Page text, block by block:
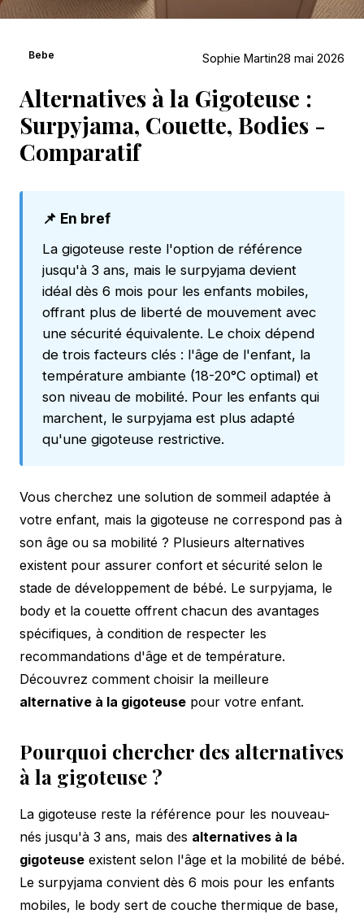
Bebe Sophie Martin28 mai 2026
Alternatives à la Gigoteuse :
Surpyjama, Couette, Bodies -
Comparatif
📌 En bref
La gigoteuse reste l'option de référence
jusqu'à 3 ans, mais le surpyjama devient
idéal dès 6 mois pour les enfants mobiles,
offrant plus de liberté de mouvement avec
une sécurité équivalente. Le choix dépend
de trois facteurs clés : l'âge de l'enfant, la
température ambiante (18-20°C optimal) et
son niveau de mobilité. Pour les enfants qui
marchent, le surpyjama est plus adapté
qu'une gigoteuse restrictive.
Vous cherchez une solution de sommeil adaptée à
votre enfant, mais la gigoteuse ne correspond pas à
son âge ou sa mobilité ? Plusieurs alternatives
existent pour assurer confort et sécurité selon le
stade de développement de bébé. Le surpyjama, le
body et la couette offrent chacun des avantages
spécifiques, à condition de respecter les
recommandations d'âge et de température.
Découvrez comment choisir la meilleure
alternative à la gigoteuse pour votre enfant.
Pourquoi chercher des alternatives
à la gigoteuse ?
La gigoteuse reste la référence pour les nouveau-
nés jusqu'à 3 ans, mais des alternatives à la
gigoteuse existent selon l'âge et la mobilité de bébé.
Le surpyjama convient dès 6 mois pour les enfants
mobiles, le body sert de couche thermique de base,